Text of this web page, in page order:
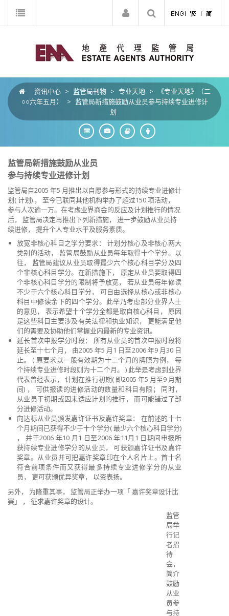
资讯中心 > 监管局刊物 > 专业天地 >
《专业天地》（二
○○六年五月）
> 监管局新措施鼓励从业员参与持续专业进修计
划
监管局新措施鼓励从业员
参与持续专业进修计划
监管局自2005 年5 月推出以自愿参与形式的持续专业进修计
划( 计划) ， 至今已联同其他机构举办了超过150 项活动，
参与人次逾一万。在考虑业界商会的反应及计划推行的情况
后， 监管局决定再推出下列新措施， 进一步鼓励从业员持
续进修， 提升个人专业水平及服务素质。
放宽非核心科目之学分要求： 计划分核心及非核心两大
类别的活动， 监管局鼓励从业员每年取得十个学分。以
往， 监管局建议从业员取得最少六个核心科目学分及四
个非核心科目学分。在新措施下， 原定从业员要取得四
个非核心科目学分的限制将予放宽， 若从业员每年修读
不少于六个核心科目学分， 可自由选择从核心或非核心
科目中修读余下的四个学分。此举乃考虑部分业界人士
的意见， 表示希望十个学分全都是取自核心科目， 原因
是这些科目主要涉及有关法律和执业知识， 更能满足他
们的需要及协助他们掌握业内最新的专业资讯。
延长首次申报学分时段： 所有从业员的首次申报时段将
延长至十七个月， 由2005 年5 月1 日至2006 年9 月30 日
止。 ( 原要求以一般有效期为十二个月的牌照为例， 每
个持续专业进修时段则为十二个月。 ) 此举是考虑到业界
代表曾经表示， 计划在推行初期( 即2005 年5 月至9 月期
间) ， 可供报读的进修活动的数量和科目有限； 同时，
从业员于初期或因未适应计划的推行， 而可能错过了部
分进修活动。
向达标从业员颁发嘉许证书及嘉许奖章： 在前述的十七
个月期间已获得不少于十个学分( 最少六个核心科目学分)
， 并于2006 年10 月1 日至2006 年11月1 日期间申报所
获持续专业进修学分的从业员， 可获颁嘉许证书及嘉许
奖章。从业员并可把嘉许奖章印在个人名片上。首十名
符合前项条件而又获得最多持续专业进修学分的从业
员， 更可获颁优异奖章， 以资表扬。
另外， 为隆重其事， 监管局正举办一项「 嘉许奖章设计比
赛」 ， 征求嘉许奖章的设计。
监管
局举
行记
者招
待
会，
简介
鼓励
从业
员参
与持